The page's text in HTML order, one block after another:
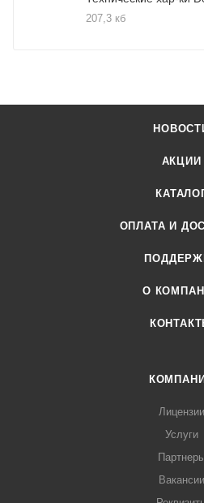
207,3 кб
АКЦИИ
ОПЛАТА И
О
Лицензии
Услуги
Вакансии